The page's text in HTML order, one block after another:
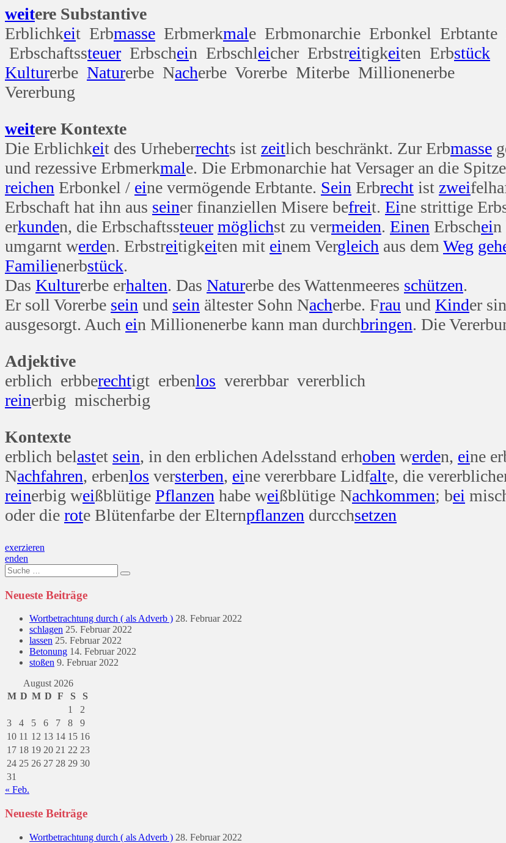
weitere Substantive
Erblichkeit Erbmasse Erbmerkmale Erbmonarchie Erbonkel Erbtante
Erbschaftssteuer Erbschein Erbschleicher Erbstreitigkeiten Erbstück
Kulturerbe Naturerbe Nacherbe Vorerbe Miterbe Millionenerbe
Vererbung
weitere Kontexte
Die Erblichkeit des Urheberrechts ist zeitlich beschränkt. Zur Erbmasse
und rezessive Erbmerkmale. Die Erbmonarchie hat Versager an die
reichen Erbonkel / eine vermögende Erbtante. Sein Erbrecht ist zwei
Erbschaft hat ihn aus seiner finanziellen Misere befreit. Eine strittige
erkunden, die Erbschaftssteuer möglichst zu vermeiden. Einen Erbschein
umgarnt werden. Erbstreitigkeiten mit einem Vergleich aus dem Weg
Familienerbstück.
Das Kulturerbe erhalten. Das Naturerbe des Wattenmeeres schützen.
Er soll Vorerbe sein und sein ältester Sohn Nacherbe. Frau und Kinder
ausgesorgt. Auch ein Millionenerbe kann man durchbringen. Die
Adjektive
erblich erbberechtigt erbenlos vererbbar vererblich
reinerbig mischerbig
Kontexte
erblich belastet sein, in den erblichen Adelsstand erhoben werden, eine
Nachfahren, erbenlos versterben, eine vererbbare Lidfalte, die
reinerbig weißblütige Pflanzen habe weißblütige Nachkommen; bei
oder die rote Blütenfarbe der Elternpflanzen durcchsetzen
Beitragsnavigation
exerzieren
enden
Suche
nach:
Neueste Beiträge
Wortbetrachtung durch ( als Adverb ) 28. Februar 2022
schlagen 25. Februar 2022
lassen 25. Februar 2022
Betonung 14. Februar 2022
stoßen 9. Februar 2022
August 2026
M D M D F S
S
1
2
3
4 5 6 7 8
9
10 11 12 13 14 15 16
17 18 19 20 21 22 23
24 25 26 27 28 29 30
31
« Feb.
Neueste Beiträge
Wortbetrachtung durch ( als Adverb ) 28. Februar 2022